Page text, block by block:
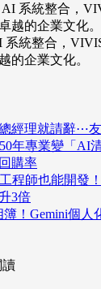
統整合，
的企業文化。
經理就請辭⋯
年專業變「AI
購率
程師也能開發
3倍
！Gemini個人
讀